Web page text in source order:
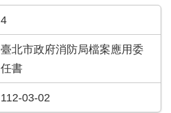
4
臺北市政府消防局檔案應用委
任書
112-03-02